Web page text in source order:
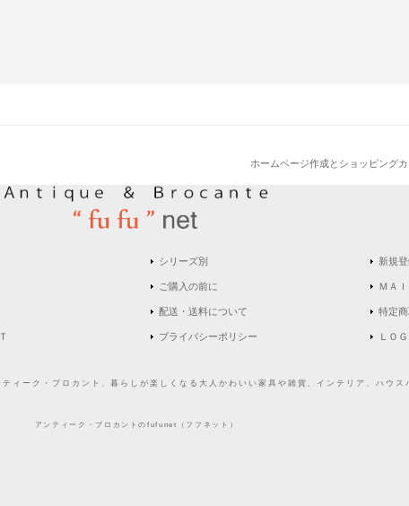
ホームページ作成とショッピング
シリーズ別
ご購入の前に
配送・送料について
プライバシーポリシー
新規
ＭＡ
特定
ＬＯ
ィーク・ブロカント、暮らしが楽しくなる大人かわいい家具や雑貨、インテリア、ハウ
アンティーク・ブロカントのfufunet（フフネット）